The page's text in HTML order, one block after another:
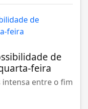
de
feira
intensa entre o fim